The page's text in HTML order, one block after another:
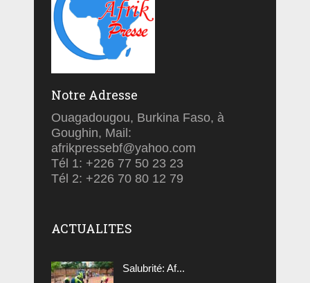
Notre Adresse
Ouagadougou, Burkina Faso, à
Goughin, Mail:
afrikpressebf@yahoo.com
Tél 1: +226 77 50 23 23
Tél 2: +226 70 80 12 79
ACTUALITES
Salubrité: Af...